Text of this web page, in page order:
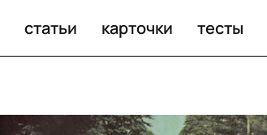
статьи карточки тесты